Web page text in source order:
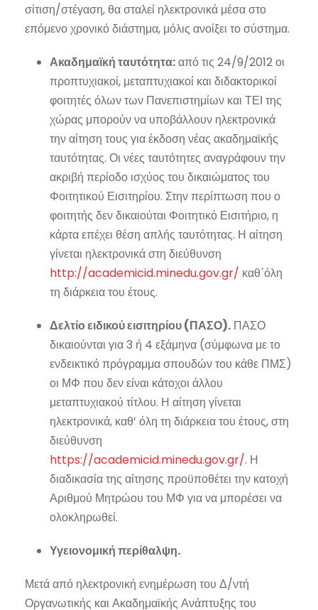
σίτιση/στέγαση, θα σταλεί ηλεκτρονικά μέσα στο
επόμενο χρονικό διάστημα, μόλις ανοίξει το σύστημα.
Ακαδημαϊκή ταυτότητα:από τις 24/9/2012 οι
προπτυχιακοί, μεταπτυχιακοί και διδακτορικοί
φοιτητές όλων των Πανεπιστημίων και ΤΕΙ της
χώρας μπορούν να υποβάλλουν ηλεκτρονικά
την αίτηση τους για έκδοση νέας ακαδημαϊκής
ταυτότητας. Οι νέες ταυτότητες αναγράφουν την
ακριβή περίοδο ισχύος του δικαιώματος του
Φοιτητικού Εισιτηρίου. Στην περίπτωση που ο
φοιτητής δεν δικαιούται Φοιτητικό Εισιτήριο, η
κάρτα επέχει θέση απλής ταυτότητας. Η αίτηση
γίνεται ηλεκτρονικά στη διεύθυνση
http://academicid.minedu.gov.gr/ καθ΄όλη
τη διάρκεια του έτους.
Δελτίο ειδικού εισιτηρίου (ΠΑΣΟ). ΠΑΣΟ
δικαιούνται για 3 ή 4 εξάμηνα (σύμφωνα με το
ενδεικτικό πρόγραμμα σπουδών του κάθε ΠΜΣ)
οι ΜΦ που δεν είναι κάτοχοι άλλου
μεταπτυχιακού τίτλου. Η αίτηση γίνεται
ηλεκτρονικά, καθ’ όλη τη διάρκεια του έτους, στη
διεύθυνση
https://academicid.minedu.gov.gr/. Η
διαδικασία της αίτησης προϋποθέτει την κατοχή
Αριθμού Μητρώου του ΜΦ για να μπορέσει να
ολοκληρωθεί.
Υγειονομική περίθαλψη.
Μετά από ηλεκτρονική ενημέρωση του Δ/ντή
Οργανωτικής και Ακαδημαϊκής Ανάπτυξης του